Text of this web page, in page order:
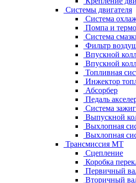
Системы двигателя
Система
Помпа и
Система
Фильтр
Впускной
Впускной
Топливная
Инжектор
Абсорбер
Педаль
Система
Выпускной
Выхлопная
Выхлопная
Трансмиссия МТ
Сцепление
Коробка
Первичный
Вторичный